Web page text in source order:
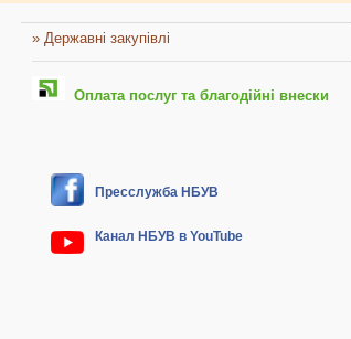
» Державні закупівлі
Оплата послуг та благодійні внески
Пресслужба НБУВ
Канал НБУВ в YouTube